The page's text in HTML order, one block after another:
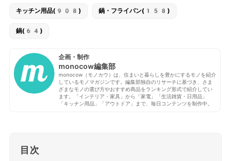
キッチン用品(908) 鍋・フライパン(158)
鍋(64)
企画・制作
monocow編集部
monocow（モノカウ）は、住まいと暮らしを豊かにするモノを紹介
しているモノマガジンです。編集部独自のリサーチに基づき、さま
ざまなモノの選び方やおすすめ商品をランキング形式で紹介してい
ます。「インテリア・家具」から「家電」「生活雑貨・日用品」
「キッチン用品」「アウトドア」まで、毎日コンテンツを制作中。
目次